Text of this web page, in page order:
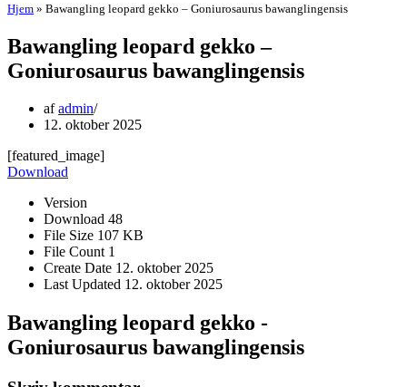
Hjem » Bawangling leopard gekko – Goniurosaurus bawanglingensis
Bawangling leopard gekko –
Goniurosaurus bawanglingensis
afadmin
12. oktober 2025
[featured_image]
Download
Version
Download 48
File Size 107 KB
File Count 1
Create Date 12. oktober 2025
Last Updated 12. oktober 2025
Bawangling leopard gekko -
Goniurosaurus bawanglingensis